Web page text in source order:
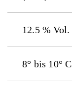
12.5 % Vol.
8° bis 10° C